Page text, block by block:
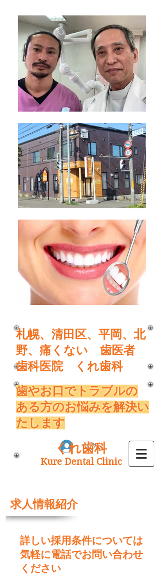
​札幌、清田区、平岡、北
野、痛くない 歯医者
歯科医院 くれ歯科
​歯やお口でトラブルの
ある方のお悩みを解決い
たします
ログイン
くれ歯科
Kure Dental Clinic
求人情報紹介
​詳しい採用条件については
気軽に電話でお問い合わせ
ください